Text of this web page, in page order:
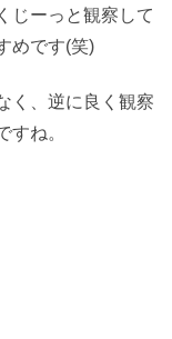
じーっと観察して
めです(笑)
く、逆に良く観察
すね。